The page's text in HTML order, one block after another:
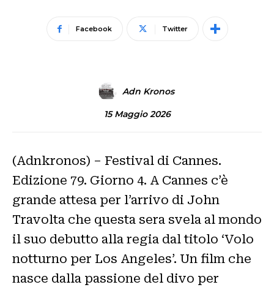
Facebook Twitter
Adn Kronos
15 Maggio 2026
(Adnkronos) – Festival di Cannes.
Edizione 79. Giorno 4. A Cannes c’è
grande attesa per l’arrivo di John
Travolta che questa sera svela al mondo
il suo debutto alla regia dal titolo ‘Volo
notturno per Los Angeles’. Un film che
nasce dalla passione del divo per